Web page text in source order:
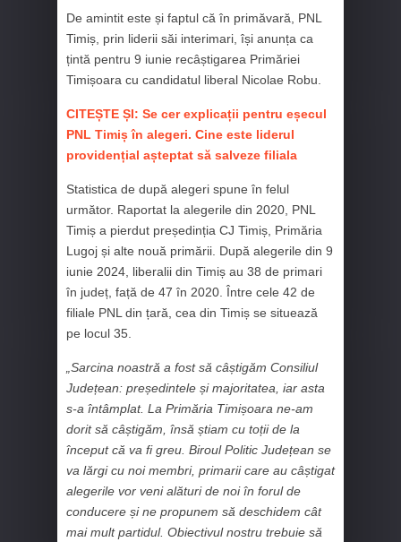
De amintit este și faptul că în primăvară, PNL
Timiș, prin liderii săi interimari, își anunța ca
țintă pentru 9 iunie recâștigarea Primăriei
Timișoara cu candidatul liberal Nicolae Robu.
CITEȘTE ȘI: Se cer explicații pentru eșecul
PNL Timiș în alegeri. Cine este liderul
providențial așteptat să salveze filiala
Statistica de după alegeri spune în felul
următor. Raportat la alegerile din 2020, PNL
Timiș a pierdut președinția CJ Timiș, Primăria
Lugoj și alte nouă primării. După alegerile din 9
iunie 2024, liberalii din Timiș au 38 de primari
în județ, față de 47 în 2020. Între cele 42 de
filiale PNL din țară, cea din Timiș se situează
pe locul 35.
„Sarcina noastră a fost să câștigăm Consiliul
Județean: președintele și majoritatea, iar asta
s-a întâmplat. La Primăria Timișoara ne-am
dorit să câștigăm, însă știam cu toții de la
început că va fi greu. Biroul Politic Județean se
va lărgi cu noi membri, primarii care au câștigat
alegerile vor veni alături de noi în forul de
conducere și ne propunem să deschidem cât
mai mult partidul. Obiectivul nostru trebuie să